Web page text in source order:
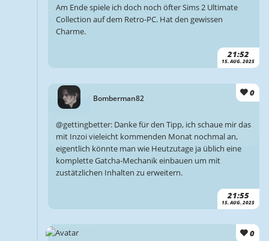
21:52
15. AUG. 2025
Am Ende spiele ich doch noch öfter Sims 2 Ultimate
Collection auf dem Retro-PC. Hat den gewissen
Charme.
Bomberman82
0
21:55
15. AUG. 2025
@gettingbetter: Danke für den Tipp, ich schaue mir das
mit Inzoi vieleicht kommenden Monat nochmal an,
eigentlich könnte man wie Heutzutage ja üblich eine
komplette Gatcha-Mechanik einbauen um mit
zustätzlichen Inhalten zu erweitern.
0